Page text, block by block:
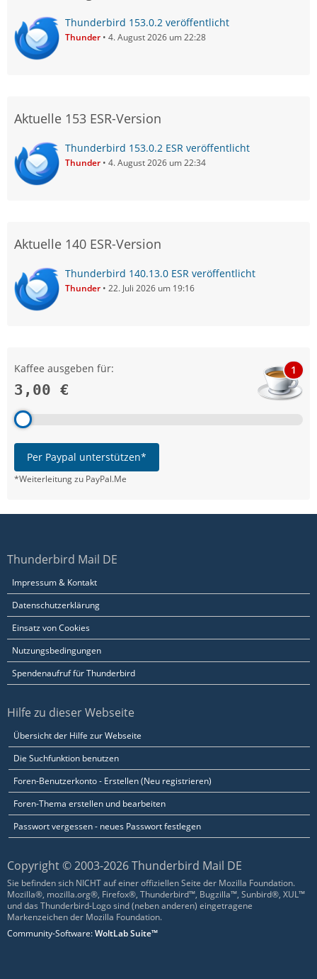
Thunderbird 153.0.2 veröffentlicht
Thunder 4. August 2026 um 22:28
Aktuelle 153 ESR-Version
Thunderbird 153.0.2 ESR veröffentlicht
Thunder 4. August 2026 um 22:34
Aktuelle 140 ESR-Version
Thunderbird 140.13.0 ESR veröffentlicht
Thunder 22. Juli 2026 um 19:16
Kaffee ausgeben für:
3,00 €
1
Per Paypal unterstützen*
*Weiterleitung zu PayPal.Me
Thunderbird Mail DE
Impressum & Kontakt
Datenschutzerklärung
Einsatz von Cookies
Nutzungsbedingungen
Spendenaufruf für Thunderbird
Hilfe zu dieser Webseite
Übersicht der Hilfe zur Webseite
Die Suchfunktion benutzen
Foren-Benutzerkonto - Erstellen (Neu registrieren)
Foren-Thema erstellen und bearbeiten
Passwort vergessen - neues Passwort festlegen
Copyright © 2003-2026 Thunderbird Mail DE
Sie befinden sich NICHT auf einer offiziellen Seite der Mozilla Foundation.
Mozilla®, mozilla.org®, Firefox®, Thunderbird™, Bugzilla™, Sunbird®, XUL™
und das Thunderbird-Logo sind (neben anderen) eingetragene
Markenzeichen der Mozilla Foundation.
Community-Software:WoltLab Suite™